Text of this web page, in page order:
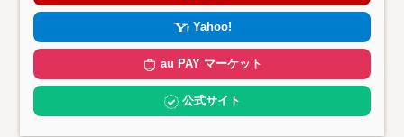
Yahoo!
au PAY マーケット
公式サイト